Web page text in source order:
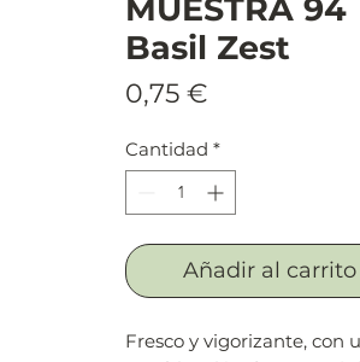
MUESTRA 94
Basil Zest
0,75 €
Cantidad *
Añadir al carrito
Fresco y vigorizante, con